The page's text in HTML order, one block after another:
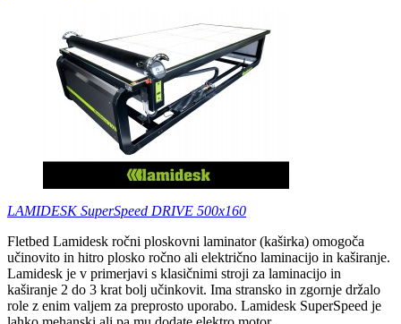
LAMIDESK SuperSpeed DRIVE 500x160
Fletbed Lamidesk ročni ploskovni laminator (kaširka) omogoča
učinovito in hitro plosko ročno ali električno laminacijo in kaširanje.
Lamidesk je v primerjavi s klasičnimi stroji za laminacijo in
kaširanje 2 do 3 krat bolj učinkovit. Ima stransko in zgornje držalo
role z enim valjem za preprosto uporabo. Lamidesk SuperSpeed je